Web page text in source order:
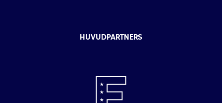
HUVUDPARTNERS